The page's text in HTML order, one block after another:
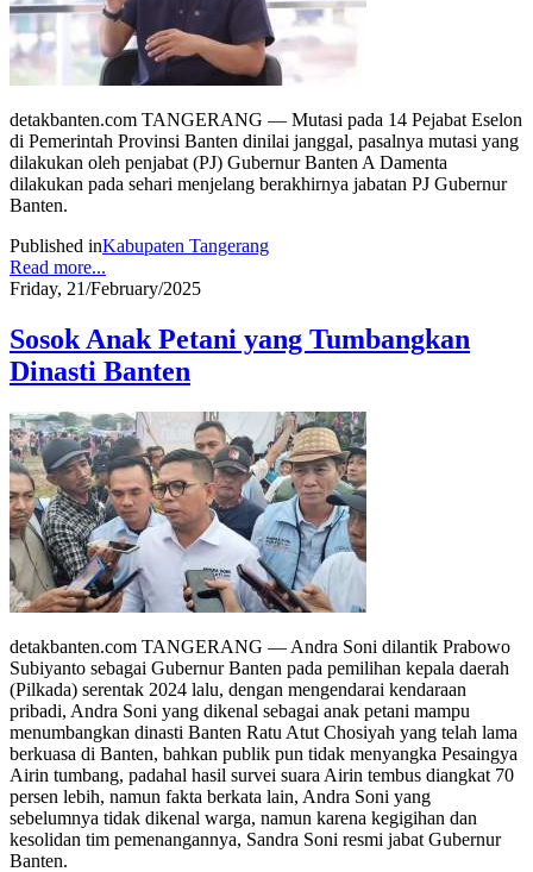
detakbanten.com TANGERANG — Mutasi pada 14 Pejabat Eselon
di Pemerintah Provinsi Banten dinilai janggal, pasalnya mutasi yang
dilakukan oleh penjabat (PJ) Gubernur Banten A Damenta
dilakukan pada sehari menjelang berakhirnya jabatan PJ Gubernur
Banten.
Published inKabupaten Tangerang
Read more...
Friday, 21/February/2025
Sosok Anak Petani yang Tumbangkan
Dinasti Banten
detakbanten.com TANGERANG — Andra Soni dilantik Prabowo
Subiyanto sebagai Gubernur Banten pada pemilihan kepala daerah
(Pilkada) serentak 2024 lalu, dengan mengendarai kendaraan
pribadi, Andra Soni yang dikenal sebagai anak petani mampu
menumbangkan dinasti Banten Ratu Atut Chosiyah yang telah lama
berkuasa di Banten, bahkan publik pun tidak menyangka Pesaingya
Airin tumbang, padahal hasil survei suara Airin tembus diangkat 70
persen lebih, namun fakta berkata lain, Andra Soni yang
sebelumnya tidak dikenal warga, namun karena kegigihan dan
kesolidan tim pemenangannya, Sandra Soni resmi jabat Gubernur
Banten.